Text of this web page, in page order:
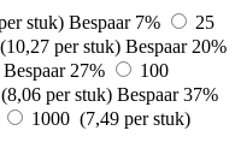
stuk) Bespaar 7%
25
per stuk) Bespaar 20%
Bespaar 27%
100
per stuk) Bespaar 37%
1000 (7,49 per stuk)